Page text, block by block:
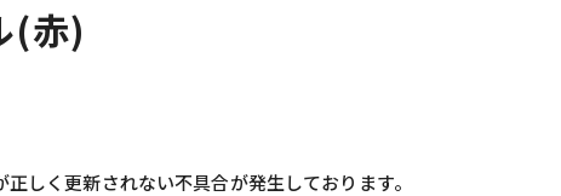
(赤)
しく更新されない不具合が発生しております。